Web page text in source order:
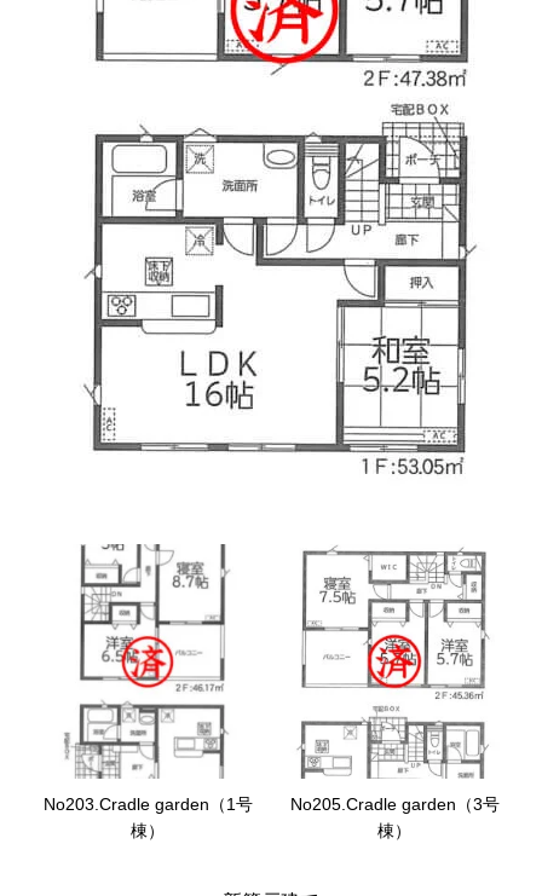
No203.Cradle garden（1号
棟）
No205.Cradle garden（3号
棟）